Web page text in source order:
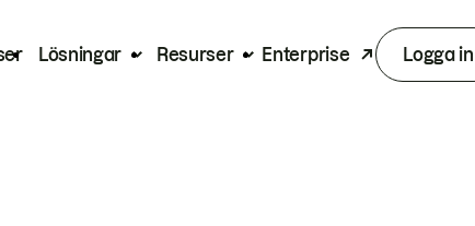
Lösningar Resurser Enterprise Logga in